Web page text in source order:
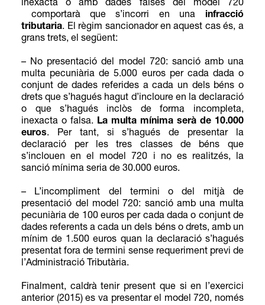
inexacta o amb dades falses del model 720
comportarà que s’incorri en una infracció
tributaria. El règim sancionador en aquest cas és, a
grans trets, el següent:
– No presentació del model 720: sanció amb una
multa pecuniària de 5.000 euros per cada dada o
conjunt de dades referides a cada un dels béns o
drets que s’hagués hagut d’incloure en la declaració
o que s’hagués inclòs de forma incompleta,
inexacta o falsa.
La multa mínima serà de 10.000
euros. Per tant, si s’hagués de presentar la
declaració per les tres classes de béns que
s’inclouen en el model 720 i no es realitzés, la
sanció mínima seria de 30.000 euros.
– L’incompliment del termini o del mitjà de
presentació del model 720: sanció amb una multa
pecuniària de 100 euros per cada dada o conjunt de
dades referents a cada un dels béns o drets, amb un
mínim de 1.500 euros quan la declaració s’hagués
presentat fora de termini sense requeriment previ de
l’Administració Tributària.
Finalment, caldrà tenir present que si en l’exercici
anterior (2015) es va presentar el model 720, només